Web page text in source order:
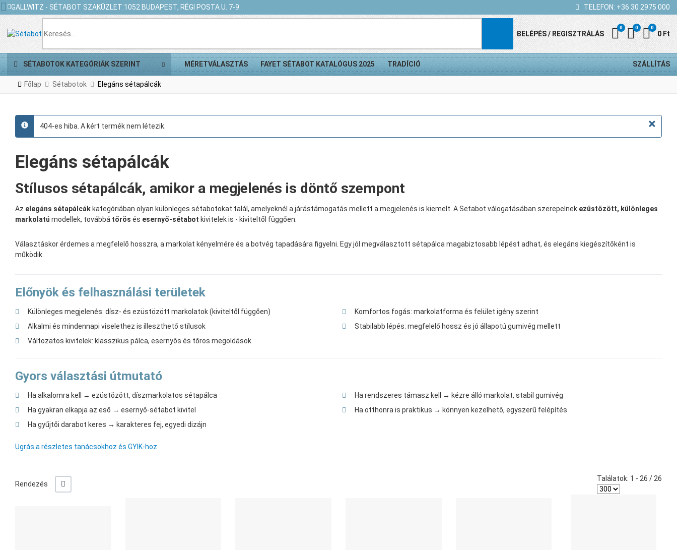
GALLWITZ - SÉTABOT SZAKÜZLET:1052 BUDAPEST, RÉGI POSTA U. 7-9. TELEFON: +36 30 2975 000
BELÉPÉS / REGISZTRÁLÁS Kedvenc
0 0 Kosár
0
0 Ft
SÉTABOTOK KATEGÓRIÁK SZERINT MÉRETVÁLASZTÁS FAYET SÉTABOT KATALÓGUS 2025 TRADÍCIÓ SZÁLLÍTÁS
Főlap Sétabotok Elegáns sétapálcák
×
info
404-es hiba. A kért termék nem létezik.
Elegáns sétapálcák
Stílusos sétapálcák, amikor a megjelenés is döntő szempont
Az elegáns sétapálcák kategóriában olyan különleges sétabotokat talál, amelyeknél a járástámogatás mellett a megjelenés is kiemelt. A Setabot válogatásában szerepelnek ezüstözött, különleges
markolatú modellek, továbbá tőrös és esernyő-sétabot kivitelek is - kiviteltől függően.
Választáskor érdemes a megfelelő hosszra, a markolat kényelmére és a botvég tapadására figyelni. Egy jól megválasztott sétapálca magabiztosabb lépést adhat, és elegáns kiegészítőként is
működik.
Előnyök és felhasználási területek
Különleges megjelenés: dísz- és ezüstözött markolatok (kiviteltől függően)
Alkalmi és mindennapi viselethez is illeszthető stílusok
Változatos kivitelek: klasszikus pálca, esernyős és tőrös megoldások
Komfortos fogás: markolatforma és felület igény szerint
Stabilabb lépés: megfelelő hossz és jó állapotú gumivég mellett
Gyors választási útmutató
Ha alkalomra kell → ezüstözött, díszmarkolatos sétapálca
Ha gyakran elkapja az eső → esernyő-sétabot kivitel
Ha gyűjtői darabot keres → karakteres fej, egyedi dizájn
Ha rendszeres támasz kell → kézre álló markolat, stabil gumivég
Ha otthonra is praktikus → könnyen kezelhető, egyszerű felépítés
Ugrás a részletes tanácsokhoz és GYIK-hoz
Rendezés +/-
Találatok: 1 - 26 / 26